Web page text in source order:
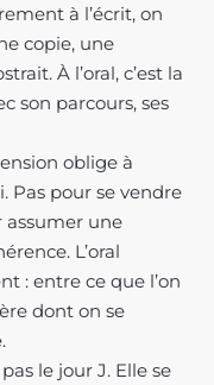
à l’écrit, on
copie, une
À l’oral, c’est la
son parcours, ses
oblige à
Pas pour se vendre
assumer une
L’oral
: entre ce que l’on
dont on se
le jour J. Elle se